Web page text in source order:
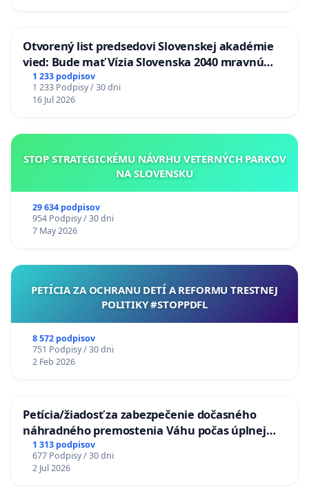
Otvorený list predsedovi Slovenskej akadémie
vied: Bude mať Vízia Slovenska 2040 mravnú
chrbticu?
1 233 podpisov
1 233 Podpisy / 30 dni
16 Jul 2026
STOP STRATEGICKÉMU NÁVRHU VETERNÝCH PARKOV
NA SLOVENSKU
29 634 podpisov
954 Podpisy / 30 dni
7 May 2026
PETÍCIA ZA OCHRANU DETÍ A REFORMU TRESTNEJ
POLITIKY #STOPPDFL
8 572 podpisov
751 Podpisy / 30 dni
2 Feb 2026
Petícia/žiadosť za zabezpečenie dočasného
náhradného premostenia Váhu počas úplnej
uzávery Vážskeho mosta v Komárne
1 313 podpisov
677 Podpisy / 30 dni
2 Jul 2026